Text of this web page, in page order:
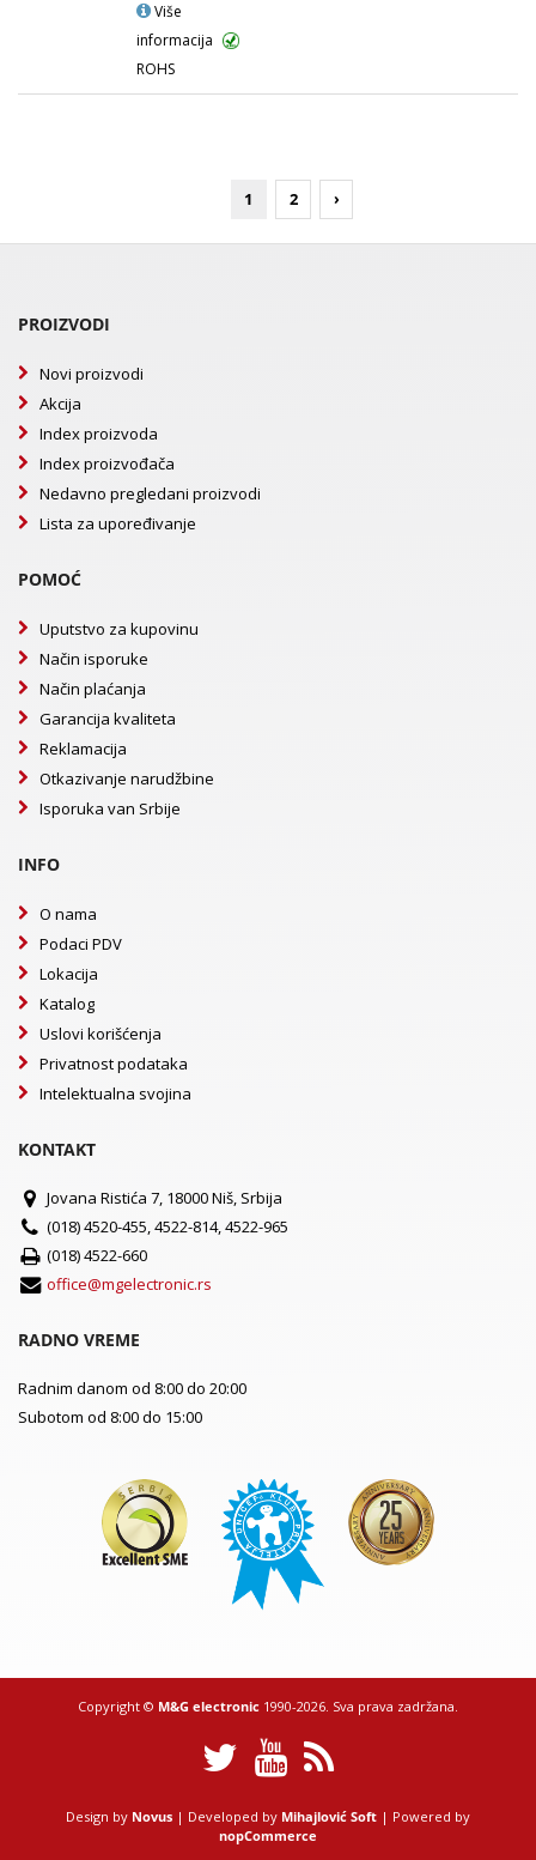
Više
informacija
ROHS
1 2 ›
PROIZVODI
Novi proizvodi
Akcija
Index proizvoda
Index proizvođača
Nedavno pregledani proizvodi
Lista za upoređivanje
POMOĆ
Uputstvo za kupovinu
Način isporuke
Način plaćanja
Garancija kvaliteta
Reklamacija
Otkazivanje narudžbine
Isporuka van Srbije
INFO
O nama
Podaci PDV
Lokacija
Katalog
Uslovi korišćenja
Privatnost podataka
Intelektualna svojina
KONTAKT
Jovana Ristića 7, 18000 Niš, Srbija
(018) 4520-455, 4522-814, 4522-965
(018) 4522-660
office@mgelectronic.rs
RADNO VREME
Radnim danom od 8:00 do 20:00
Subotom od 8:00 do 15:00
Copyright © M&G electronic 1990-2026. Sva prava zadržana.
Design by Novus | Developed by Mihajlović Soft | Powered by
nopCommerce